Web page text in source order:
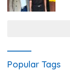
Popular Tags